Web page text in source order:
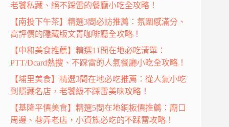
老饕私藏、絕不踩雷的餐廳小吃全攻略！
【南投下午茶】精選3間必訪推薦：氛圍感滿分、
高評價的隱藏版文青咖啡廳全攻略！
【中和美食推薦】精選11間在地必吃清單：
PTT/Dcard熱搜、不踩雷的人氣餐廳小吃全攻略！
【埔里美食】精選3間在地必吃推薦：從人氣小吃
到隱藏名店，老饕級不踩雷美味攻略！
【基隆平價美食】精選5間在地銅板價推薦：廟口
周邊、巷弄老店，小資族必吃的不踩雷攻略！